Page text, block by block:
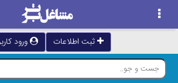
ثبت اطلاعات ورود